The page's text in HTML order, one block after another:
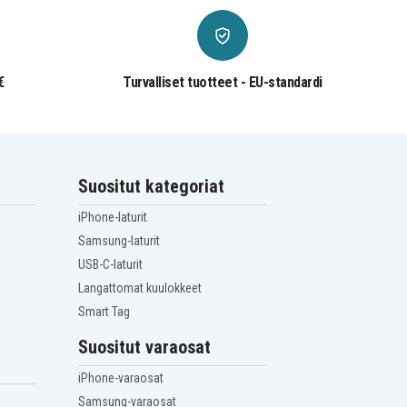
Turvalliset tuotteet - EU-standardi
Suositut kategoriat
iPhone-laturit
Samsung-laturit
USB-C-laturit
Langattomat kuulokkeet
Smart Tag
Suositut varaosat
iPhone-varaosat
Samsung-varaosat